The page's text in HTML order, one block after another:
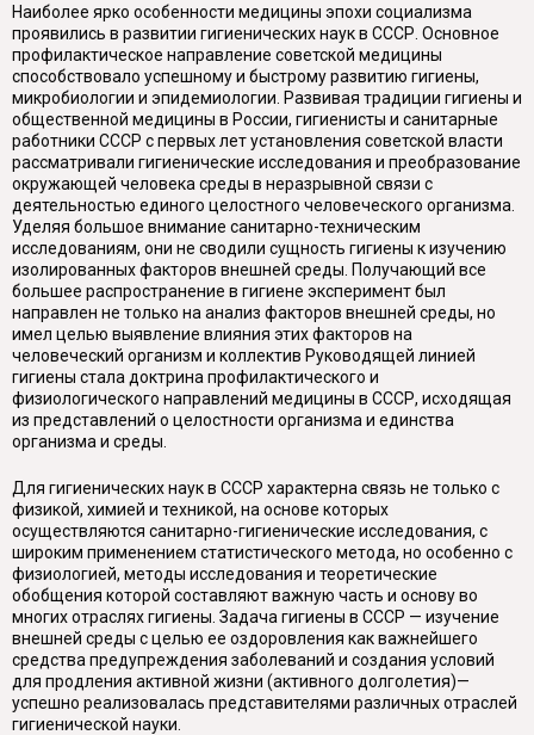
Наиболее ярко особенности медицины эпохи социализма
проявились в развитии гигиенических наук в СССР. Основное
профилактическое направление советской медицины
способствовало успешному и быстрому развитию гигиены,
микробиологии и эпидемиологии. Развивая традиции гигиены и
общественной медицины в России, гигиенисты и санитарные
работники СССР с первых лет установления советской власти
рассматривали гигиенические исследования и преобразование
окружающей человека среды в неразрывной связи с
деятельностью единого целостного человеческого организма.
Уделяя большое внимание санитарно-техническим
исследованиям, они не сводили сущность гигиены к изучению
изолированных факторов внешней среды. Получающий все
большее распространение в гигиене эксперимент был
направлен не только на анализ факторов внешней среды, но
имел целью выявление влияния этих факторов на
человеческий организм и коллектив Руководящей линией
гигиены стала доктрина профилактического и
физиологического направлений медицины в СССР, исходящая
из представлений о целостности организма и единства
организма и среды.
Для гигиенических наук в СССР характерна связь не только с
физикой, химией и техникой, на основе которых
осуществляются санитарно-гигиенические исследования, с
широким применением статистического метода, но особенно с
физиологией, методы исследования и теоретические
обобщения которой составляют важную часть и основу во
многих отраслях гигиены. Задача гигиены в СССР — изучение
внешней среды с целью ее оздоровления как важнейшего
средства предупреждения заболеваний и создания условий
для продления активной жизни (активного долголетия)—
успешно реализовалась представителями различных отраслей
гигиенической науки.